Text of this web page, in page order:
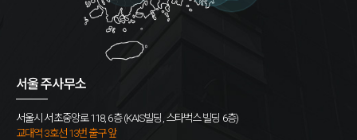
서울 주사무소
서울시 서초중앙로 118, 6층 (KAIS빌딩, 스타벅스 빌딩 6층)
교대역 3호선 13번 출구 앞